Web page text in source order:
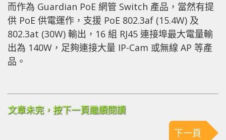
而作為 Guardian PoE 網管 Switch 產品，當然有提
供 PoE 供電運作，支援 PoE 802.3af (15.4W) 及
802.3at (30W) 輸出，16 組 RJ45 連接埠最大電量輸
出為 140W，足夠連接大量 IP-Cam 或無線 AP 等產
品。
文章未完，按下一頁繼續閱讀
下一頁